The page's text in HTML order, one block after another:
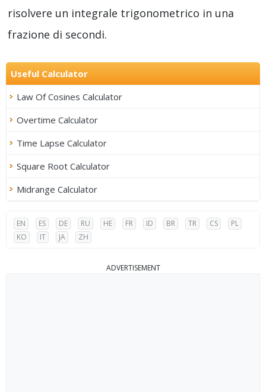
risolvere un integrale trigonometrico in una
frazione di secondi.
Useful Calculator
Law Of Cosines Calculator
Overtime Calculator
Time Lapse Calculator
Square Root Calculator
Midrange Calculator
EN ES DE RU HE FR ID BR TR CS
PL
KO
IT JA ZH
ADVERTISEMENT